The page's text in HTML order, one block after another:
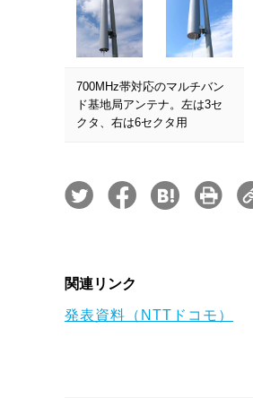
700MHz帯対応のマルチバン
ド基地局アンテナ。左は3セ
クタ、右は6セクタ用
関連リンク
発表資料（NTTドコモ）